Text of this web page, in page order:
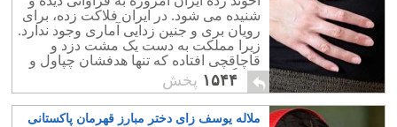
شنیده می شود. در ایران فلاکت زده، برای
رویان بری و جنین زدایی آماری وجود ندارد.
زیرا مملکت به دست یک مشت دزد و
قاچاقچی افتاده که تنها هدفشان چپاول و
غارتگری، و بارکشی از مردم است.
۱۵۴۴ پخش
ملاله یوسف زای دختر مبارز قهرمان پاکستانی